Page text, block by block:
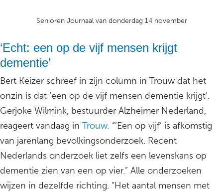
Senioren Journaal van donderdag 14 november
‘Echt: een op de vijf mensen krijgt
dementie’
Bert Keizer schreef in zijn column in Trouw dat het
onzin is dat ‘een op de vijf mensen dementie krijgt’.
Gerjoke Wilmink, bestuurder Alzheimer Nederland,
reageert vandaag in Trouw. “’Een op vijf’ is afkomstig
van jarenlang bevolkingsonderzoek. Recent
Nederlands onderzoek liet zelfs een levenskans op
dementie zien van een op vier.” Alle onderzoeken
wijzen in dezelfde richting. “Het aantal mensen met